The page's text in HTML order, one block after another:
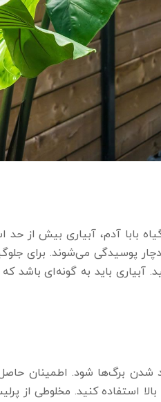
بابا آدم، آبیاری بیش از حد
پوسیدگی می‌شوند. برای
باید به گونه‌ای باشد
برگ‌ها شود. اطمینان
استفاده کنید. مخلوطی از